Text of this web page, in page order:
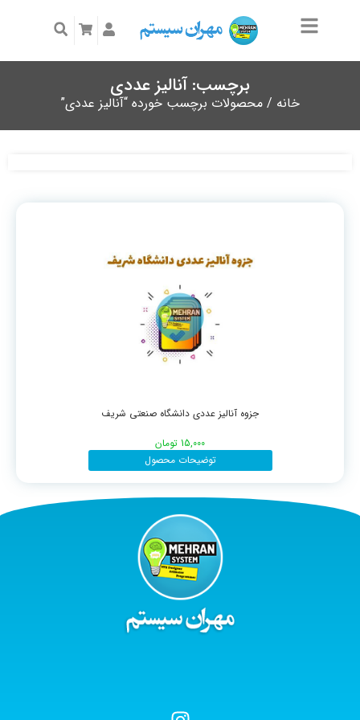
برچسب: آنالیز عددی
خانه / محصولات برچسب خورده “آنالیز عددی”
جزوه آنالیز عددی دانشگاه صنعتی شریف
15,000 تومان
توضیحات محصول